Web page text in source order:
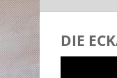
DIE